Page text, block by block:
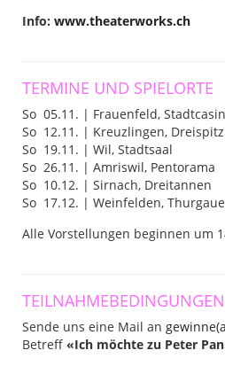
Info: www.theaterworks.ch
TERMINE UND SPIELORTE
So 05.11. | Frauenfeld,
So 12.11. | Kreuzlingen, Dreispitz
So 19.11. | Wil, Stadtsaal
So 26.11. | Amriswil, Pentorama
So 10.12. | Sirnach, Dreitannen
So 17.12. | Weinfelden,
Alle Vorstellungen beginnen um
Sende uns eine Mail an
Betreff «Ich möchte zu Peter Pan